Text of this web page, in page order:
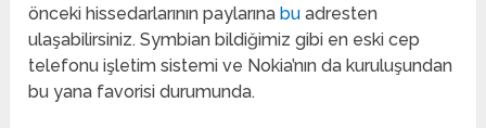
önceki hissedarlarının paylarına bu adresten
ulaşabilirsiniz. Symbian bildiğimiz gibi en eski cep
telefonu işletim sistemi ve Nokia’nın da kuruluşundan
bu yana favorisi durumunda.